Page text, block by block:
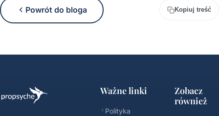
Powrót do bloga Kopiuj treść
Ważne linki
Polityka
Zobacz
również